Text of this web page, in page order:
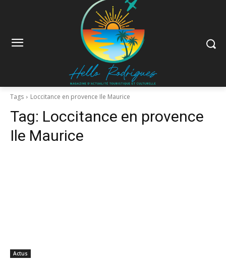
Tags Loccitance en provence Ile Maurice
Tag: Loccitance en provence
Ile Maurice
Actus